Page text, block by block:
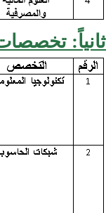
ثانياً: